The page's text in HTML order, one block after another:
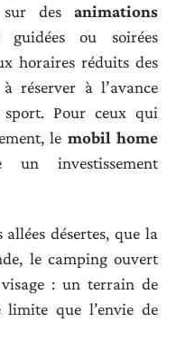
sur des animations
ou soirées
horaires réduits des
réserver à l’avance
Pour ceux qui
le mobil home
un investissement
désertes, que la
le camping ouvert
: un terrain de
que l’envie de